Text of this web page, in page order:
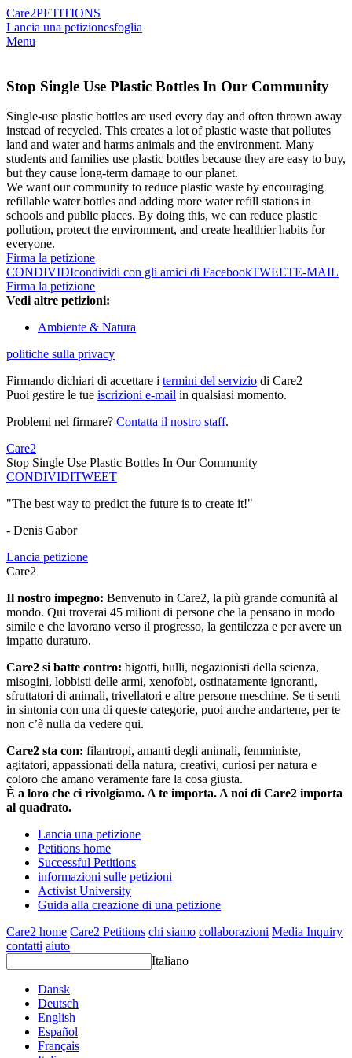
Care2PETITIONS
Lancia una petizionesfoglia
Menu
Stop Single Use Plastic Bottles In Our Community
Single-use plastic bottles are used every day and often thrown away
instead of recycled. This creates a lot of plastic waste that pollutes
land and water and harms animals and the environment. Many
students and families use plastic bottles because they are easy to buy,
but they cause long-term damage to our planet.
We want our community to reduce plastic waste by encouraging
refillable water bottles and adding more water refill stations in
schools and public places. By doing this, we can reduce plastic
pollution, protect the environment, and create healthier habits for
everyone.
Firma la petizione
CONDIVIDIcondividi con gli amici di FacebookTWEETE-MAIL
Firma la petizione
Vedi altre petizioni:
Ambiente & Natura
politiche sulla privacy
Firmando dichiari di accettare i termini del servizio di Care2
Puoi gestire le tue iscrizioni e-mail in qualsiasi momento.
Problemi nel firmare? Contatta il nostro staff.
Care2
Stop Single Use Plastic Bottles In Our Community
CONDIVIDITWEET
"The best way to predict the future is to create it!"
- Denis Gabor
Lancia petizione
Care2
Il nostro impegno: Benvenuto in Care2, la più grande comunità al
mondo. Qui troverai 45 milioni di persone che la pensano in modo
simile e che lavorano verso il progresso, la gentilezza e per avere un
impatto duraturo.
Care2 si batte contro: bigotti, bulli, negazionisti della scienza,
misogini, lobbisti delle armi, xenofobi, ostinatamente ignoranti,
sfruttatori di animali, trivellatori e altre persone meschine. Se ti senti
in sintonia con una di queste categorie, puoi anche andartene, per te
non c’è nulla da vedere qui.
Care2 sta con: filantropi, amanti degli animali, femministe,
agitatori, appassionati della natura, creativi, curiosi per natura e
coloro che amano veramente fare la cosa giusta.
È a loro che ci rivolgiamo. A te importa. A noi di Care2 importa
al quadrato.
Lancia una petizione
Petitions home
Successful Petitions
informazioni sulle petizioni
Activist University
Guida alla creazione di una petizione
Care2 home Care2 Petitions chi siamo collaborazioni Media Inquiry
contatti aiuto
Italiano
Dansk
Deutsch
English
Español
Français